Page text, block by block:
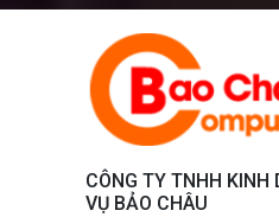
CÔNG TY TNHH KINH
VỤ BẢO CHÂU